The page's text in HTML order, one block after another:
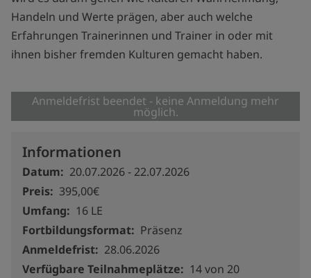
Handeln und Werte prägen, aber auch welche
Erfahrungen Trainerinnen und Trainer in oder mit
ihnen bisher fremden Kulturen gemacht haben.
Anmeldefrist beendet - keine Anmeldung mehr
möglich.
Informationen
Datum 20.07.2026- 22.07.2026
Preis
395,00€
Umfang
16 LE
Fortbildungsformat
Präsenz
Anmeldefrist
28.06.2026
Verfügbare Teilnahmeplätze
14 von 20